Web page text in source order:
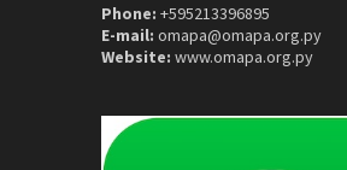
Phone: +595213396895
E-mail: omapa@omapa.org.py
Website: www.omapa.org.py